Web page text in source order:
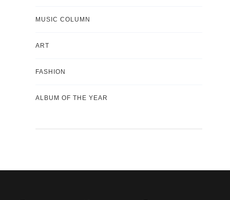
MUSIC COLUMN
ART
FASHION
ALBUM OF THE YEAR